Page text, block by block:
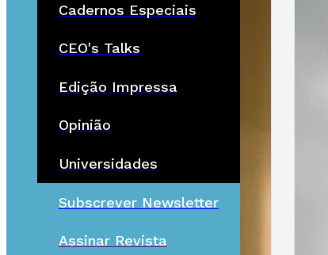
Cadernos Especiais
CEO's Talks
Edição Impressa
Opinião
Universidades
Subscrever Newsletter
Assinar Revista